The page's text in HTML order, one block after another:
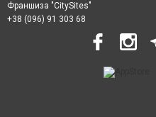
Франшиза "CitySites"
+38 (096) 91 303 68